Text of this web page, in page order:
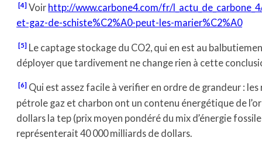
[4] Voir http://www.carbone4.com/fr/
et-gaz-de-schiste%C2%A0-peut-les-marier%C2%A0
[5] Le captage stockage du CO2, qui en est au
déployer que tardivement ne change rien à cette
[6] Qui est assez facile à verifier en ordre de grandeur : les
pétrole gaz et charbon ont un contenu énergétique de
dollars la tep (prix moyen pondéré du mix d’énergie
représenterait 40 000 milliards de dollars.